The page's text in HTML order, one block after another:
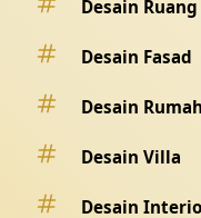
Desain
Desain Fasad
Desain Rumah
Desain Villa
Desain